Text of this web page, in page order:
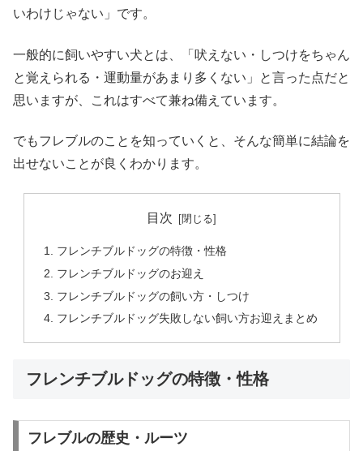
いわけじゃない」です。
一般的に飼いやすい犬とは、「吠えない・しつけをちゃん
と覚えられる・運動量があまり多くない」と言った点だと
思いますが、これはすべて兼ね備えています。
でもフレブルのことを知っていくと、そんな簡単に結論を
出せないことが良くわかります。
目次
フレンチブルドッグの特徴・性格
フレンチブルドッグのお迎え
フレンチブルドッグの飼い方・しつけ
フレンチブルドッグ失敗しない飼い方お迎えまとめ
フレンチブルドッグの特徴・性格
フレブルの歴史・ルーツ